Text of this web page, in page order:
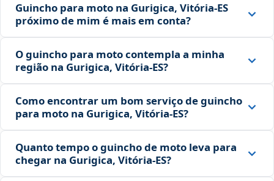
Guincho para moto na Gurigica, Vitória‑ES
próximo de mim é mais em conta?
O guincho para moto contempla a minha
região na Gurigica, Vitória‑ES?
Como encontrar um bom serviço de guincho
para moto na Gurigica, Vitória‑ES?
Quanto tempo o guincho de moto leva para
chegar na Gurigica, Vitória‑ES?